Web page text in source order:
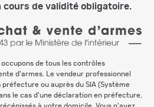
cours de validité obligatoire.
de tous les contrôles
d'armes. Le vendeur professionnel
ou auprès du SIA (Système
le cas d'une déclaration en préfecture,